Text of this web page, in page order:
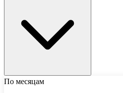
По месяцам